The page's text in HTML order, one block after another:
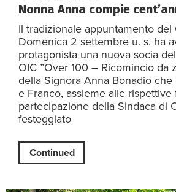
Nonna Anna compie
Il tradizionale appuntamento del
Domenica 2 settembre u. s. ha
protagonista una nuova socia
OIC ”Over 100 – Ricomincio da
della Signora Anna Bonadio
e Franco, assieme alle
partecipazione della Sindaca di
festeggiato
Continued